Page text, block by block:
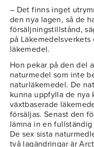
– Det finns inget
den nya lagen, så de
försäljningstillstånd,
på
läkemedel.
Hon pekar på den del
naturmedel som inte
naturläkemedel. De
kunna uppfylla de nya
växtbaserade
försäljas. Senast den
lämna in en
De sex sista
två lagändringar är